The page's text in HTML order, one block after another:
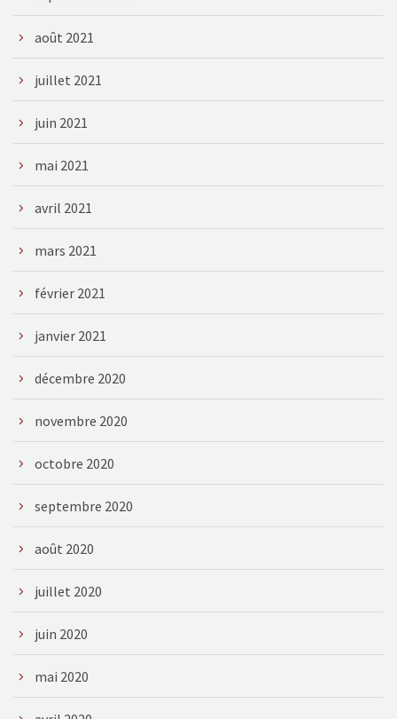
août 2021
juillet 2021
juin 2021
mai 2021
avril 2021
mars 2021
février 2021
janvier 2021
décembre 2020
novembre 2020
octobre 2020
septembre 2020
août 2020
juillet 2020
juin 2020
mai 2020